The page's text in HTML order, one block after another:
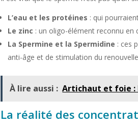
L’eau et les protéines : qui
Le zinc : un oligo-élément reconnu en
La Spermine et la Spermidine : ces
anti-âge et de stimulation du
À lire aussi : Artichaut et foie
La réalité des